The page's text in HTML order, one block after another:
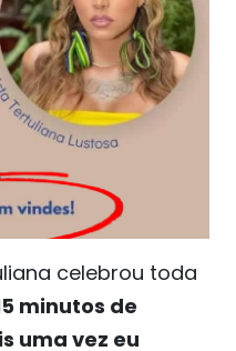
celebrou toda
minutos de
uma vez eu